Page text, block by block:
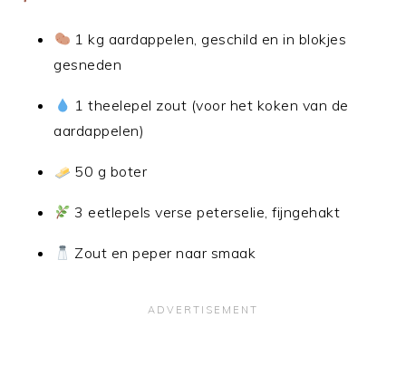
1 kg aardappelen, geschild en in blokjes
gesneden
1 theelepel zout (voor het koken van de
aardappelen)
50 g boter
3 eetlepels verse peterselie, fijngehakt
Zout en peper naar smaak